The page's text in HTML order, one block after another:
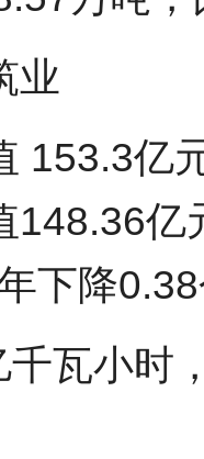
业
153.3亿
148.36
下降
瓦小时